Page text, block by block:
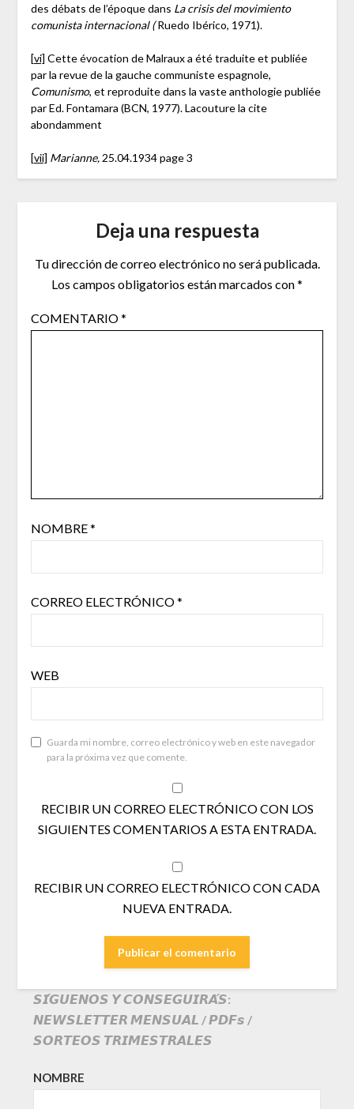
des débats de l’époque dans La crisis del movimiento
comunista internacional (Ruedo Ibérico, 1971).
[vi] Cette évocation de Malraux a été traduite et publiée
par la revue de la gauche communiste espagnole,
Comunismo, et reproduite dans la vaste anthologie publiée
par Ed. Fontamara (BCN, 1977). Lacouture la cite
abondamment
[vii] Marianne,25.04.1934 page 3
Deja una respuesta
Tu dirección de correo electrónico no será publicada.
Los campos obligatorios están marcados con*
COMENTARIO*
NOMBRE*
CORREO ELECTRÓNICO*
WEB
Guarda mi nombre, correo electrónico y web en este navegador
para la próxima vez que comente.
RECIBIR UN CORREO ELECTRÓNICO CON LOS
SIGUIENTES COMENTARIOS A ESTA ENTRADA.
RECIBIR UN CORREO ELECTRÓNICO CON CADA
NUEVA ENTRADA.
𝙎𝙄́𝙂𝙐𝙀𝙉𝙊𝙎 𝙔 𝘾𝙊𝙉𝙎𝙀𝙂𝙐𝙄𝙍𝘼́𝙎:
𝙉𝙀𝙒𝙎𝙇𝙀𝙏𝙏𝙀𝙍 𝙈𝙀𝙉𝙎𝙐𝘼𝙇 / 𝙋𝘿𝙁𝙨 /
𝙎𝙊𝙍𝙏𝙀𝙊𝙎 𝙏𝙍𝙄𝙈𝙀𝙎𝙏𝙍𝘼𝙇𝙀𝙎
NOMBRE